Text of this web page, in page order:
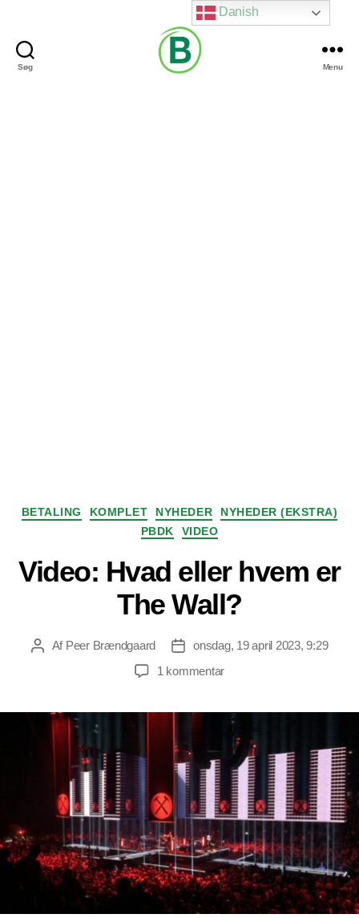
Søg Menu
Kategorier
BETALING KOMPLET NYHEDER
NYHEDER (EKSTRA)
PBDK
VIDEO
Video: Hvad eller hvem er
The Wall?
Indlægsforfatter
Af Peer Brændgaard Indlægsdato
onsdag, 19 april 2023, 9:29
1 kommentartil
eller
hvem
er
The
Wall?
Danish